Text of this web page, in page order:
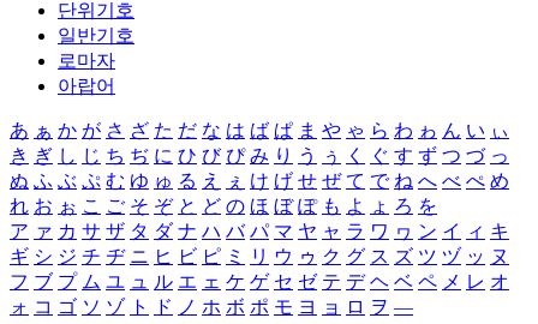
단위기호
일반기호
로마자
아랍어
あ ぁ か が さ ざ た だ な は ば ぱ ま や ゃ ら わ ゎ ん い ぃ
き ぎ し じ ち ぢ に ひ び ぴ み り う ぅ く ぐ す ず つ づ っ
ぬ ふ ぶ ぷ む ゆ ゅ る え ぇ け げ せ ぜ て で ね へ べ ぺ め
れ お ぉ こ ご そ ぞ と ど の ほ ぼ ぽ も よ ょ ろ を
ア ァ カ サ ザ タ ダ ナ ハ バ パ マ ヤ ャ ラ ワ ヮ ン イ ィ キ
ギ シ ジ チ ヂ ニ ヒ ビ ピ ミ リ ウ ゥ ク グ ス ズ ツ ヅ ッ ヌ
フ ブ プ ム ユ ュ ル エ ェ ケ ゲ セ ゼ テ デ ヘ ベ ペ メ レ オ
ォ コ ゴ ソ ゾ ト ド ノ ホ ボ ポ モ ヨ ョ ロ ヲ ―